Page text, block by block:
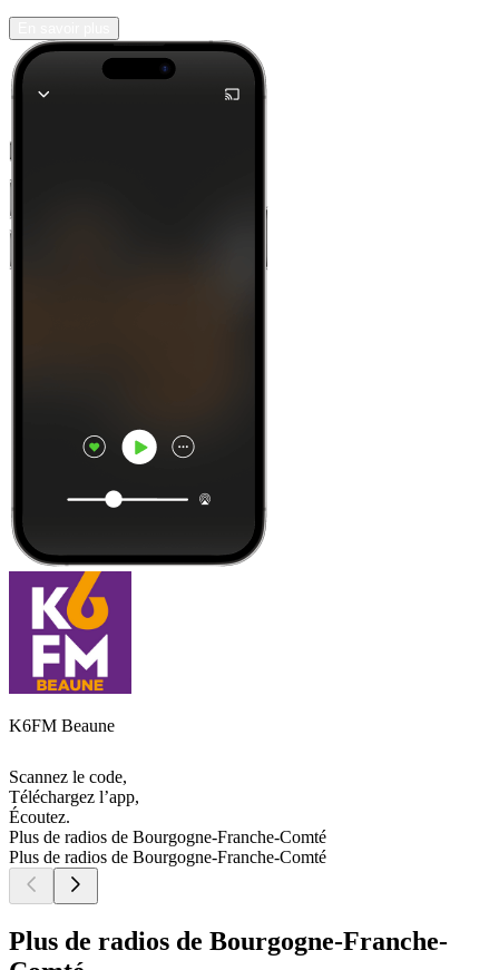
K6FM Beaune
Scannez le code,
Téléchargez l’app,
Écoutez.
Plus de radios de Bourgogne-Franche-Comté
Plus de radios de Bourgogne-Franche-Comté
Plus de radios de Bourgogne-Franche-